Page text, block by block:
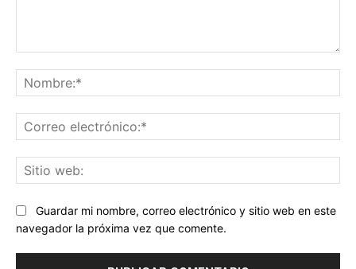
Guardar mi nombre, correo electrónico y sitio web en este
navegador la próxima vez que comente.